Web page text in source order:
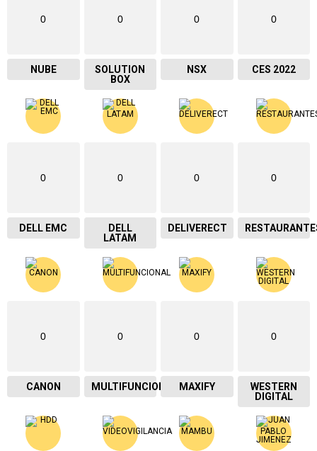
0
NUBE
0
SOLUTION
BOX
0
NSX
0
CES 2022
0
DELL EMC
0
DELL
LATAM
0
DELIVERECT
0
0
CANON
0
MULTIFUNCIONAL
0
MAXIFY
0
WESTERN
DIGITAL